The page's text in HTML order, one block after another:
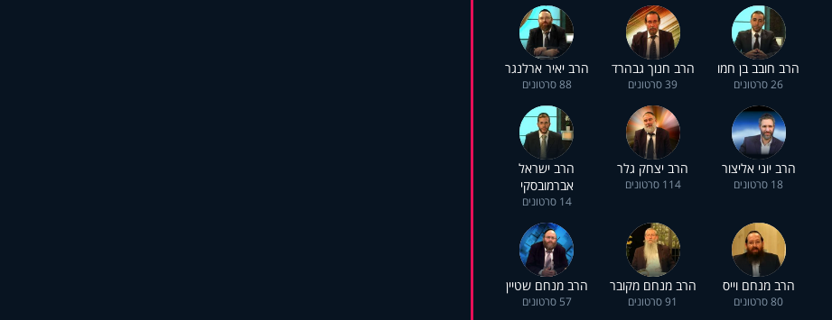
הרב חובב בן חמו
26 סרטונים
הרב חנוך גבהרד
39 סרטונים
הרב יאיר ארלנגר
88 סרטונים
הרב יוני אליצור
18 סרטונים
הרב יצחק גלר
114 סרטונים
הרב ישראל
אברמובסקי
14 סרטונים
הרב מנחם וייס
80 סרטונים
הרב מנחם מקובר
91 סרטונים
הרב מנחם שטיין
57 סרטונים